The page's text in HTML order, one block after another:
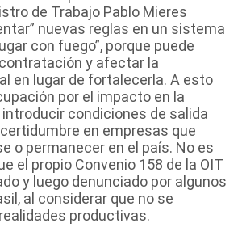
de Trabajo Pablo Mieres
nuevas reglas en un sistema
con fuego”, porque puede
y afectar la
en lugar de fortalecerla. A esto
por el impacto en la
introducir condiciones de salida
en empresas que
o permanecer en el país. No es
el propio Convenio 158 de la OIT
y luego denunciado por algunos
al considerar que no se
productivas.